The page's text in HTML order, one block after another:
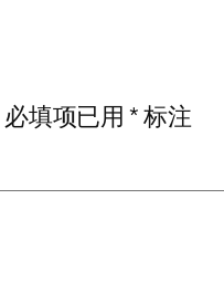
必填项已用*标注